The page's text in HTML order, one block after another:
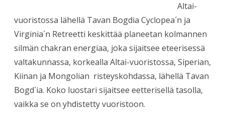
Altai-
vuoristossa lähellä Tavan Bogdia Cyclopea´n ja
Virginia´n Retreetti keskittää planeetan kolmannen
silmän chakran energiaa, joka sijaitsee eteerisessä
valtakunnassa, korkealla Altai-vuoristossa, Siperian,
Kiinan ja Mongolian risteyskohdassa, lähellä Tavan
Bogd´ia. Koko luostari sijaitsee eetterisellä tasolla,
vaikka se on yhdistetty vuoristoon.